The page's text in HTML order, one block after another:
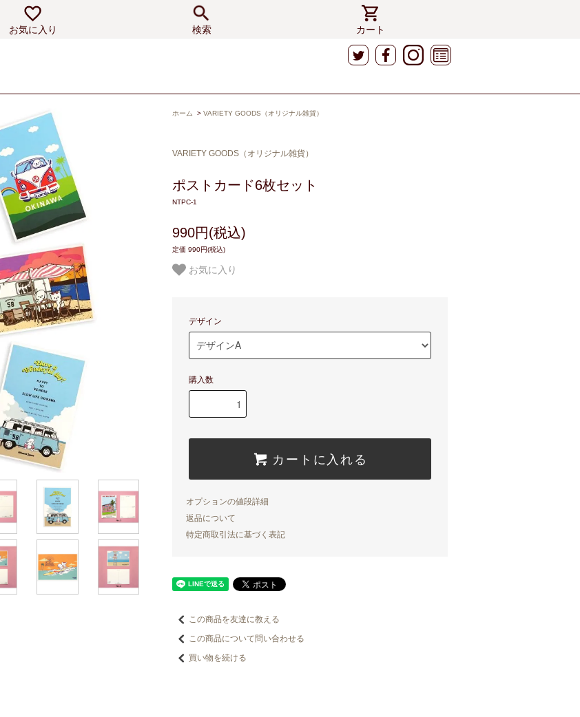
お気に入り 検索 カート
ホーム > VARIETY GOODS（オリジナル雑貨）
VARIETY GOODS（オリジナル雑貨）
ポストカード6枚セット
NTPC-1
990円(税込)
定価 990円(税込)
お気に入り
デザイン
購入数
カートに入れる
オプションの値段詳細
返品について
特定商取引法に基づく表記
この商品を友達に教える
この商品について問い合わせる
買い物を続ける